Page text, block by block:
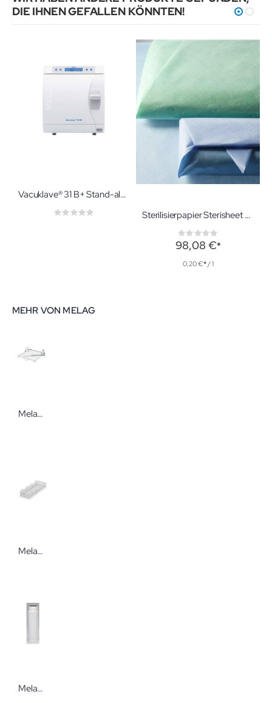
DIE IHNEN GEFALLEN KÖNNTEN!
Vacuklave® 31 B+ Stand-alone 17 Liter
Rating: Sterilisierpapier Sterisheet 77 50x50 cm grün Sterilisationspapier
Rating:
0%
98,08 €
0,20 € / 1
MEHR VON MELAG
Melag Oberkorb für MELAtherm® 20
Melag Flexkorb 4 für liegende Instrumente für MELAtherm® 20
Melag Zubehör für MELAdem 47 und MELAdem 55, Mischbettharz Zubehör für Wasseraufbereitungsanlagen